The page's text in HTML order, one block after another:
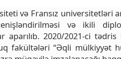
və Fransız universitetləri
və ikili
aparılıb. 2020/2021-ci
fakültələri “Əqli mülkiyyət